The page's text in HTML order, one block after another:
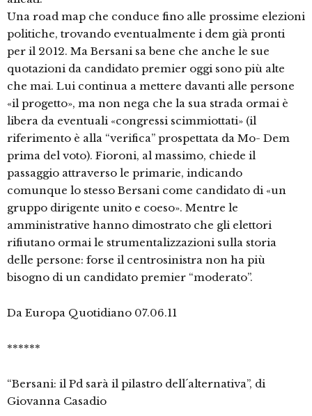
Una road map che conduce fino alle prossime elezioni
politiche, trovando eventualmente i dem già pronti
per il 2012. Ma Bersani sa bene che anche le sue
quotazioni da candidato premier oggi sono più alte
che mai. Lui continua a mettere davanti alle persone
«il progetto», ma non nega che la sua strada ormai è
libera da eventuali «congressi scimmiottati» (il
riferimento è alla “verifica” prospettata da Mo- Dem
prima del voto). Fioroni, al massimo, chiede il
passaggio attraverso le primarie, indicando
comunque lo stesso Bersani come candidato di «un
gruppo dirigente unito e coeso». Mentre le
amministrative hanno dimostrato che gli elettori
rifiutano ormai le strumentalizzazioni sulla storia
delle persone: forse il centrosinistra non ha più
bisogno di un candidato premier “moderato”.
Da Europa Quotidiano 07.06.11
******
“Bersani: il Pd sarà il pilastro dell´alternativa”, di
Giovanna Casadio